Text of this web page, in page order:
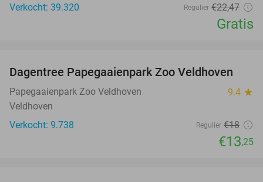
Verkocht: 39.320
Regulier €22,47
Gratis
26%
Dagentree Papegaaienpark Zoo Veldhoven
Papegaaienpark Zoo Veldhoven 9.4 star
Veldhoven
Verkocht: 9.738
Regulier €18
€13,25